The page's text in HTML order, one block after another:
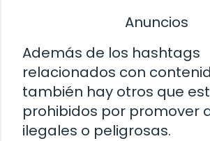
Anuncios
Además de los hashtags
relacionados con
también hay otros que
prohibidos por promover
ilegales o peligrosas.